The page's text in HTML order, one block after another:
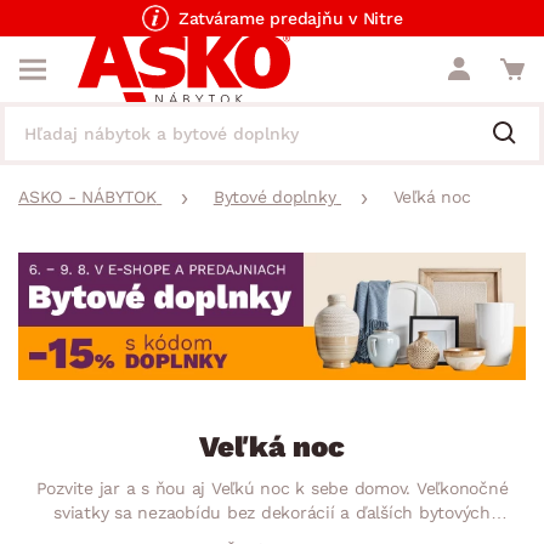
Zatvárame predajňu v Nitre
ASKO - NÁBYTOK Bytové doplnky Veľká noc
Veľká noc
Pozvite jar a s ňou aj Veľkú noc k sebe domov. Veľkonočné
sviatky sa nezaobídu bez dekorácií a ďalších bytových